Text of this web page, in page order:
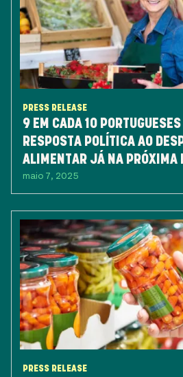
PRESS RELEASE
9 EM CADA 10 PORTUGUESES
RESPOSTA POLÍTICA AO
ALIMENTAR JÁ NA PRÓXIMA
maio 7, 2025
PRESS RELEASE